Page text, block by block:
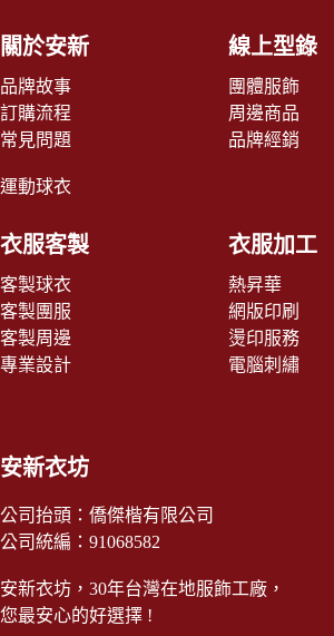
關於安新 線上型錄
品牌故事
訂購流程
常見問題
運動球衣
團體服飾
周邊商品
品牌經銷
衣服客製 衣服加工
客製球衣
客製團服
客製周邊
專業設計
熱昇華
網版印刷
燙印服務
電腦刺繡
安新衣坊
公司抬頭：僑傑楷有限公司
公司統編：91068582
安新衣坊，30年台灣在地服飾工廠，
您最安心的好選擇 !